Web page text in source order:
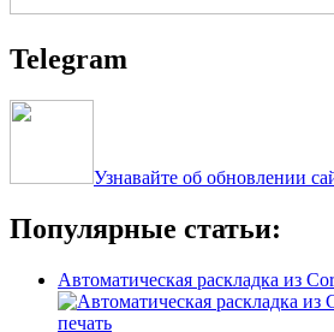
Telegram
Узнавайте об обновлении
Популярные статьи:
Автоматическая раскладка из